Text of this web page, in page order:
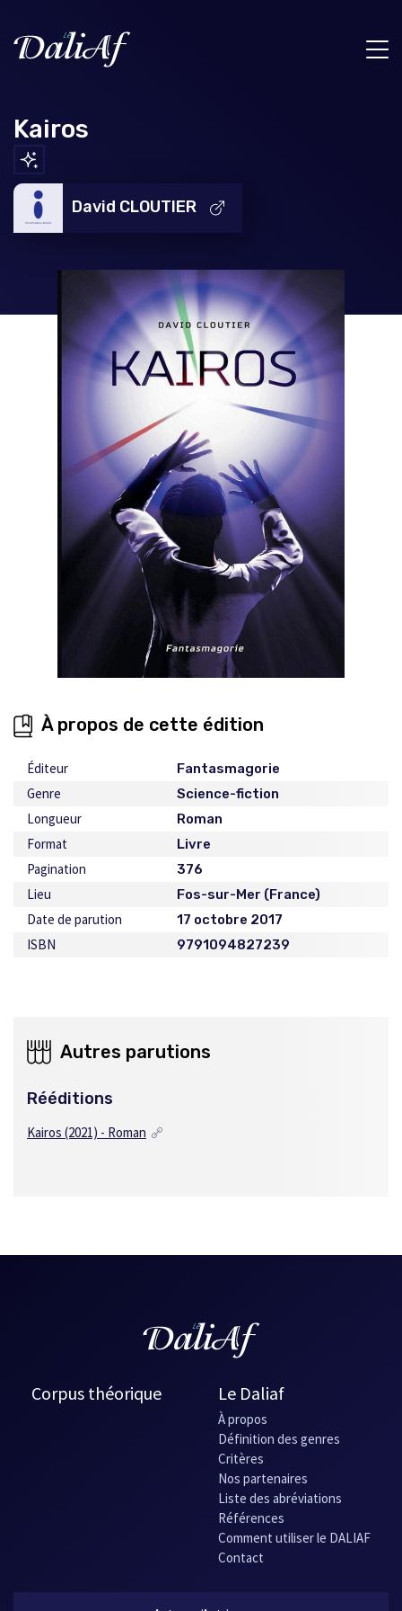
Kairos
David CLOUTIER
À propos de cette édition
Éditeur Fantasmagorie
Genre Science-fiction
Longueur Roman
Format Livre
Pagination 376
Lieu Fos-sur-Mer (France)
Date de parution 17 octobre 2017
ISBN 9791094827239
Autres parutions
Rééditions
Kairos (2021) - Roman
Corpus théorique Le Daliaf
À propos
Définition des genres
Critères
Nos partenaires
Liste des abréviations
Références
Comment utiliser le DALIAF
Contact